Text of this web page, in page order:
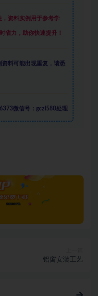
，资料实例 用于参考学
省力，助你快速提升！
料可能出现重复，请悉
微信号：gczl580处理
铝窗安装工艺